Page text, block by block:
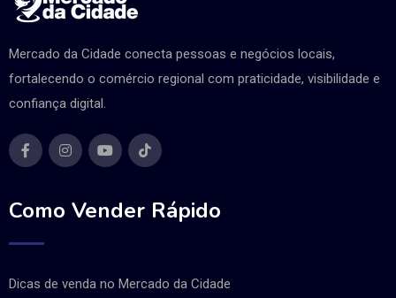
Mercado da Cidade conecta pessoas e negócios locais,
fortalecendo o comércio regional com praticidade, visibilidade e
confiança digital.
Como Vender Rápido
Dicas de venda no Mercado da Cidade